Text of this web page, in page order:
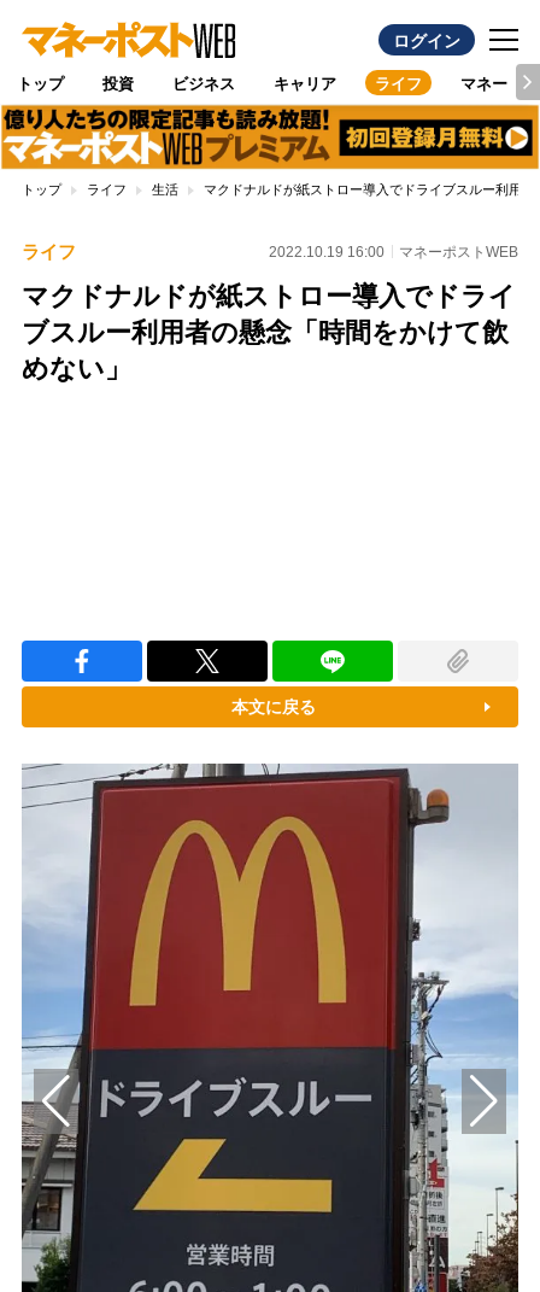
ログイン
トップ 投資 ビジネス キャリア ライフ マネー
トップ ライフ 生活 マクドナルドが紙ストロー導入でドライブスルー利用
ライフ 2022.10.19 16:00 マネーポストWEB
マクドナルドが紙ストロー導入でドライ
ブスルー利用者の懸念「時間をかけて飲
めない」
本文に戻る